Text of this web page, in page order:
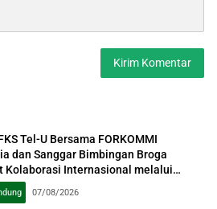
Tel-U Bersama FORKOMMI
dan Sanggar Bimbingan Broga
Kolaborasi Internasional melalui
kepada Masyarakat
07/08/2026